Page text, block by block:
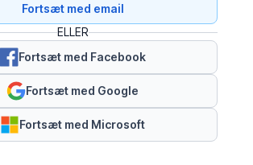
Fortsæt med email
ELLER
Fortsæt med Facebook
Fortsæt med Google
Fortsæt med Microsoft